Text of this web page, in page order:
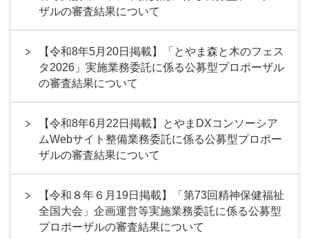
ザルの審査結果について
【令和8年5月20日掲載】「とやま森と木のフェス
タ2026」実施業務委託に係る公募型プロポーザル
の審査結果について
【令和8年6月22日掲載】とやまDXコンソーシア
ムWebサイト整備業務委託に係る公募型プロポー
ザルの審査結果について
【令和８年６月19日掲載】「第73回精神保健福祉
全国大会」企画運営等実施業務委託に係る公募型
プロポーザルの審査結果について